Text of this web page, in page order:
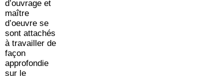
d’ouvrage et
maître
d’oeuvre se
sont attachés
à travailler de
façon
approfondie
sur le